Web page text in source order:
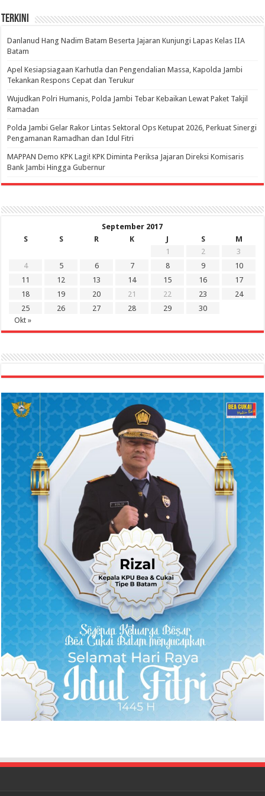
Terkini
Danlanud Hang Nadim Batam Beserta Jajaran Kunjungi Lapas Kelas IIA
Batam
Apel Kesiapsiagaan Karhutla dan Pengendalian Massa, Kapolda Jambi
Tekankan Respons Cepat dan Terukur
Wujudkan Polri Humanis, Polda Jambi Tebar Kebaikan Lewat Paket Takjil
Ramadan
Polda Jambi Gelar Rakor Lintas Sektoral Ops Ketupat 2026, Perkuat Sinergi
Pengamanan Ramadhan dan Idul Fitri
‎MAPPAN Demo KPK Lagi! KPK Diminta Periksa Jajaran Direksi Komisaris
Bank Jambi Hingga Gubernur ‎
September 2017
S
S R K J S
M
1
2
3
4
5 6 7 8 9
10
11
12 13 14 15 16
17
18
19 20 21 22 23
24
25
26 27 28 29
30
Okt »